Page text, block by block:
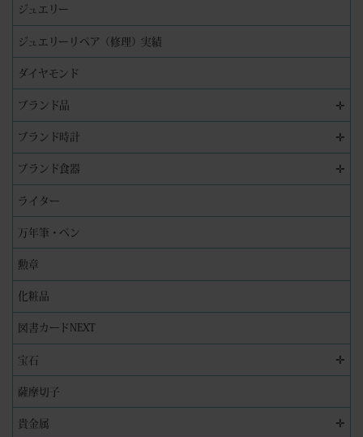
ジュエリー
ジュエリーリペア（修理）実績
ダイヤモンド
ブランド品 ✛
ブランド時計 ✛
ブランド食器 ✛
ライター
万年筆・ペン
勲章
化粧品
図書カードNEXT
宝石 ✛
薩摩切子
貴金属 ✛